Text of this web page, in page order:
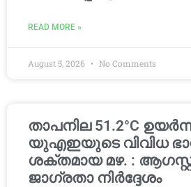
READ MORE »
August 5, 2026 No Comments
താപനില 51.2°C
യുഎഇയുടെ വിവിധ
ശക്തമായ മഴ. :
ജാഗ്രതാ നിർദ്ദേശം